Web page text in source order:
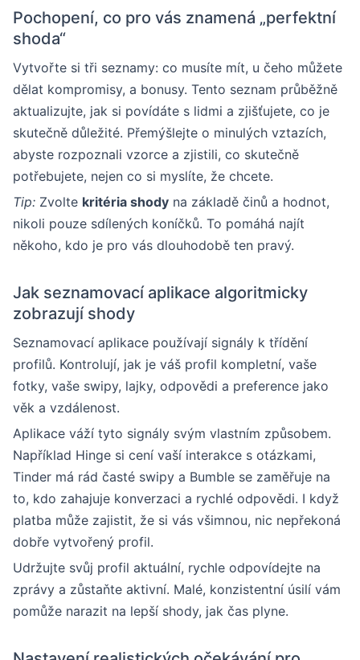
Pochopení, co pro vás znamená „perfektní
shoda“
Vytvořte si tři seznamy: co musíte mít, u čeho můžete
dělat kompromisy, a bonusy. Tento seznam průběžně
aktualizujte, jak si povídáte s lidmi a zjišťujete, co je
skutečně důležité. Přemýšlejte o minulých vztazích,
abyste rozpoznali vzorce a zjistili, co skutečně
potřebujete, nejen co si myslíte, že chcete.
Tip: Zvolte kritéria shody na základě činů a hodnot,
nikoli pouze sdílených koníčků. To pomáhá najít
někoho, kdo je pro vás dlouhodobě ten pravý.
Jak seznamovací aplikace algoritmicky
zobrazují shody
Seznamovací aplikace používají signály k třídění
profilů. Kontrolují, jak je váš profil kompletní, vaše
fotky, vaše swipy, lajky, odpovědi a preference jako
věk a vzdálenost.
Aplikace váží tyto signály svým vlastním způsobem.
Například Hinge si cení vaší interakce s otázkami,
Tinder má rád časté swipy a Bumble se zaměřuje na
to, kdo zahajuje konverzaci a rychlé odpovědi. I když
platba může zajistit, že si vás všimnou, nic nepřekoná
dobře vytvořený profil.
Udržujte svůj profil aktuální, rychle odpovídejte na
zprávy a zůstaňte aktivní. Malé, konzistentní úsilí vám
pomůže narazit na lepší shody, jak čas plyne.